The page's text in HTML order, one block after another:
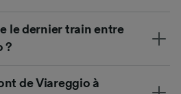
le dernier train entre
?
de Viareggio à